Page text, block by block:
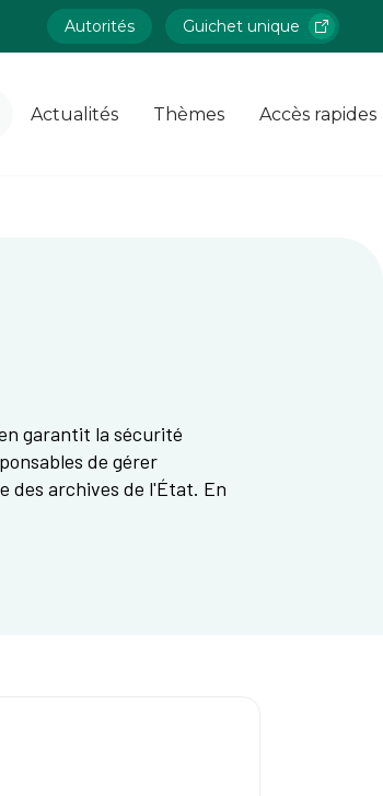
Autorités Guichet unique
Actualités Thèmes Accès rapides
garantit la sécurité
de gérer
des archives de l'État. En